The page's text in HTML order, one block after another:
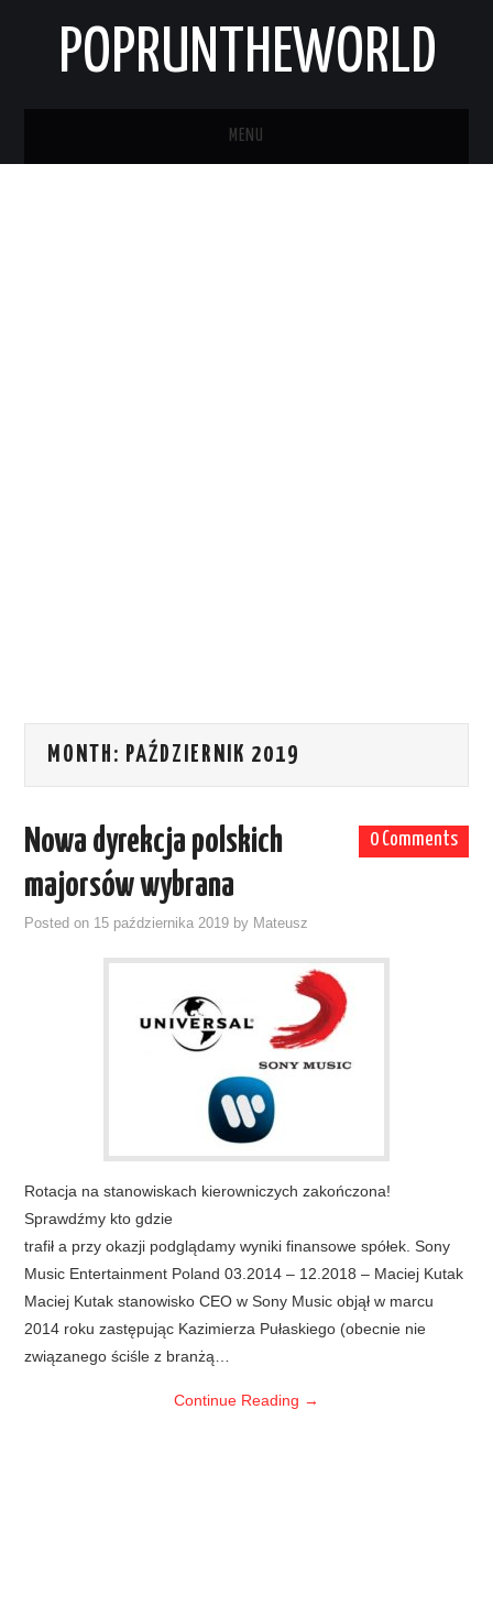
POPRUNTHEWORLD
MENU
MONTH: PAŹDZIERNIK 2019
0 Comments
Nowa dyrekcja polskich
majorsów wybrana
Posted on 15 października 2019 by Mateusz
Rotacja na stanowiskach kierowniczych zakończona!
Sprawdźmy kto gdzie
trafił a przy okazji podglądamy wyniki finansowe spółek. Sony
Music Entertainment Poland 03.2014 – 12.2018 – Maciej Kutak
Maciej Kutak stanowisko CEO w Sony Music objął w marcu
2014 roku zastępując Kazimierza Pułaskiego (obecnie nie
związanego ściśle z branżą…
Continue Reading →